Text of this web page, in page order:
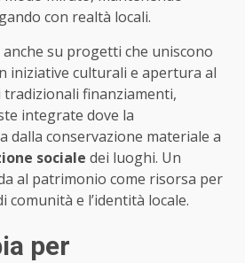
con realtà locali.
su progetti che uniscono
iniziative culturali e apertura al
tradizionali finanziamenti,
integrate dove la
dalla conservazione materiale a
sociale dei luoghi. Un
al patrimonio come risorsa per
comunità e l’identità locale.
per